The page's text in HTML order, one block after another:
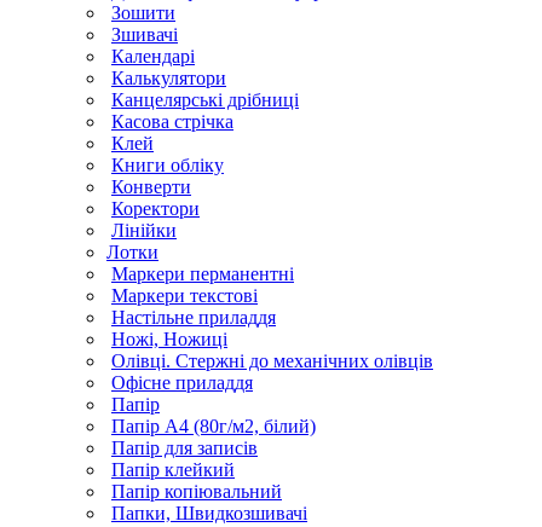
Зошити
Зшивачі
Календарі
Калькулятори
Канцелярські дрібниці
Касова стрічка
Клей
Книги обліку
Конверти
Коректори
Лінійки
Лотки
Маркери перманентні
Маркери текстові
Настільне приладдя
Ножі, Ножиці
Олівці. Стержні до механічних олівців
Офісне приладдя
Папір
Папір А4 (80г/м2, білий)
Папір для записів
Папір клейкий
Папір копіювальний
Папки, Швидкозшивачі